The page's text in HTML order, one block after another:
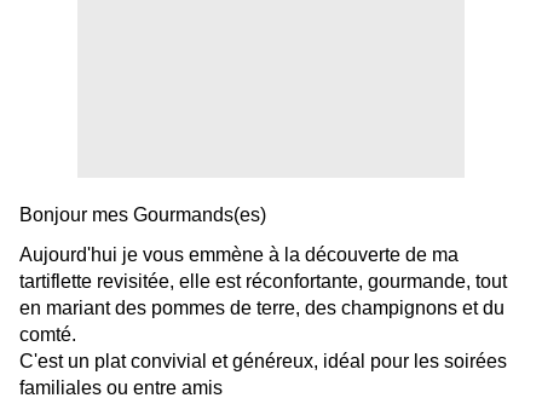
Bonjour mes Gourmands(es)
Aujourd'hui je vous emmène à la découverte de ma
tartiflette revisitée, elle est réconfortante, gourmande, tout
en mariant des pommes de terre, des champignons et du
comté.
C'est un plat convivial et généreux, idéal pour les soirées
familiales ou entre amis